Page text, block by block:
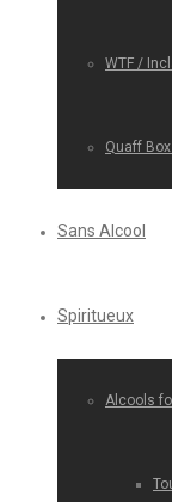
WTF /
Quaff
Sans Alcool
Spiritueux
Alcools